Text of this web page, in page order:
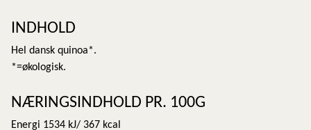
INDHOLD
Hel dansk quinoa*.
*=økologisk.
NÆRINGSINDHOLD PR. 100G
Energi 1534 kJ/ 367 kcal